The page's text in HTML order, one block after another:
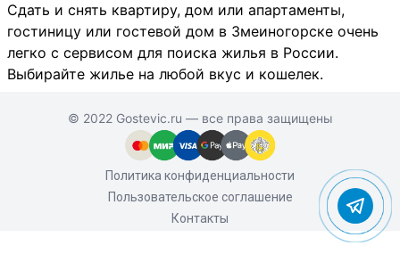
Сдать и снять квартиру, дом или апартаменты,
гостиницу или гостевой дом в Змеиногорске очень
легко с сервисом для поиска жилья в России.
Выбирайте жилье на любой вкус и кошелек.
© 2022 Gostevic.ru — все права защищены
Политика конфиденциальности
Пользовательское соглашение
Контакты